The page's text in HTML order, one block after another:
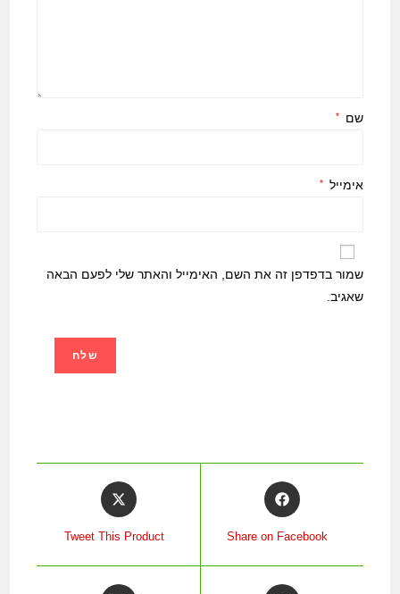
שם *
אימייל *
שמור בדפדפן זה את השם, האימייל והאתר שלי לפעם הבאה
שאגיב.
Share on Facebook
Tweet This Product